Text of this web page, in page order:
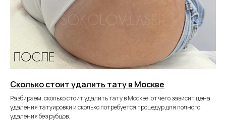
Сколько стоит удалить тату в Москве
Разбираем, сколько стоит удалить тату в Москве, от чего зависит цена
удаления татуировки и сколько потребуется процедур для полного
удаления без рубцов.